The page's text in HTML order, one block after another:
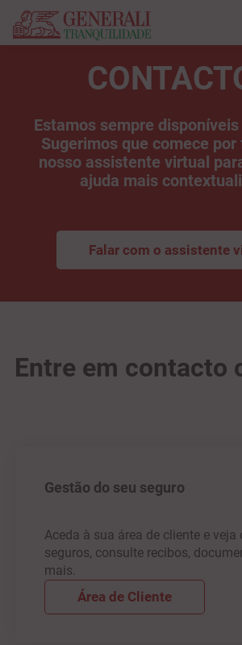
Estamos sempre
Sugerimos que comece
nosso assistente virtual
ajuda mais
Falar com o assistente
Entre em contacto
Gestão do seu seguro
Aceda à sua área de cliente e veja
seguros, consulte recibos,
mais.
Área de Cliente